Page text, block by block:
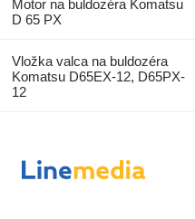
Motor na buldozéra Komatsu
D 65 PX
Vložka valca na buldozéra
Komatsu D65EX-12, D65PX-
12